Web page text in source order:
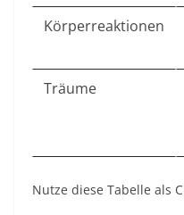
Körperreaktionen
Träume
Nutze diese Tabelle als